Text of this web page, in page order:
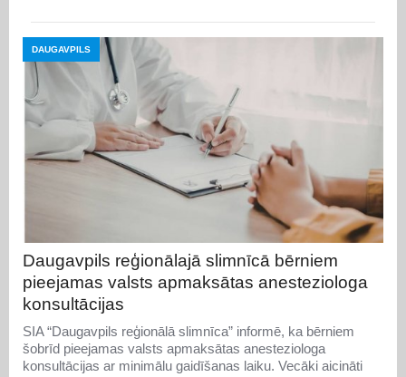
DAUGAVPILS
Daugavpils reģionālajā slimnīcā bērniem
pieejamas valsts apmaksātas anesteziologa
konsultācijas
SIA “Daugavpils reģionālā slimnīca” informē, ka bērniem
šobrīd pieejamas valsts apmaksātas anesteziologa
konsultācijas ar minimālu gaidīšanas laiku. Vecāki aicināti